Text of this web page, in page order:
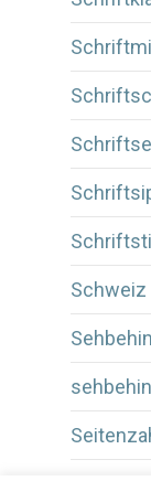
Schriftstil
Schweiz